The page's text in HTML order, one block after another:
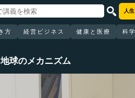
人
方 経営ビジネス 健康と医療 科
球のメカニズム